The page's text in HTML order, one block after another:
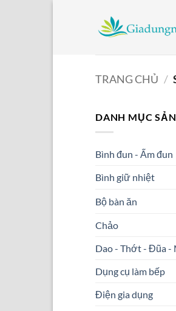
TRANG CHỦ /
DANH MỤC
Bình đun - Ấm đun
Bình giữ nhiệt
Bộ bàn ăn
Chảo
Dao - Thớt - Đũa -
Dụng cụ làm bếp
Điện gia dụng